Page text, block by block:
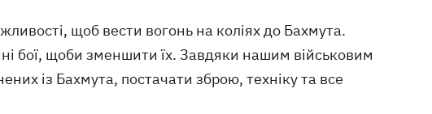
щоб вести вогонь на коліях до Бахмута.
бої, щоби зменшити їх. Завдяки нашим військовим
із Бахмута, постачати зброю, техніку та все